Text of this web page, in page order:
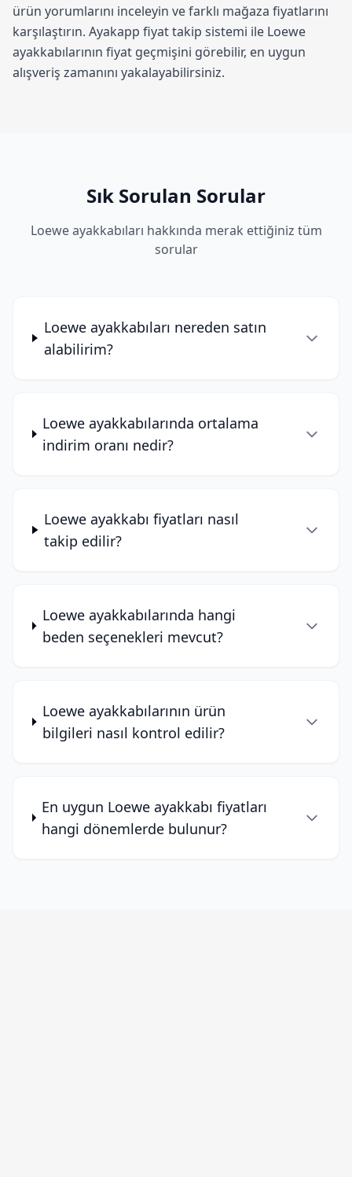
ürün yorumlarını inceleyin ve farklı mağaza fiyatlarını
karşılaştırın. Ayakapp fiyat takip sistemi ile Loewe
ayakkabılarının fiyat geçmişini görebilir, en uygun
alışveriş zamanını yakalayabilirsiniz.
Sık Sorulan Sorular
Loewe ayakkabıları hakkında merak ettiğiniz tüm
sorular
Loewe ayakkabıları nereden satın
alabilirim?
Loewe ayakkabılarında ortalama
indirim oranı nedir?
Loewe ayakkabı fiyatları nasıl
takip edilir?
Loewe ayakkabılarında hangi
beden seçenekleri mevcut?
Loewe ayakkabılarının ürün
bilgileri nasıl kontrol edilir?
En uygun Loewe ayakkabı fiyatları
hangi dönemlerde bulunur?